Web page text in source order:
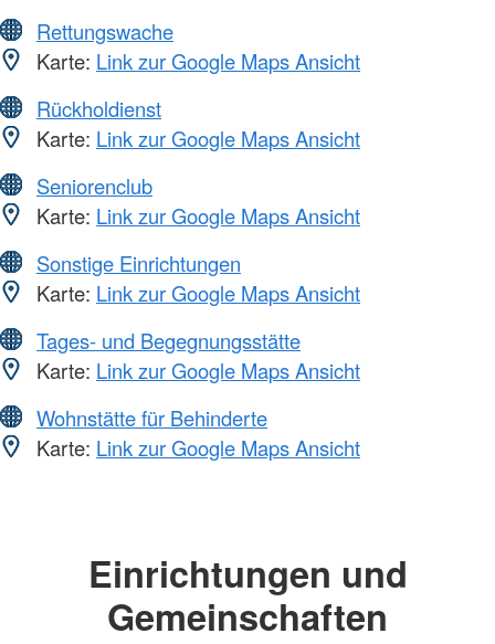
Rettungswache
Karte: Link zur Google Maps Ansicht
Rückholdienst
Karte: Link zur Google Maps Ansicht
Seniorenclub
Karte: Link zur Google Maps Ansicht
Sonstige Einrichtungen
Karte: Link zur Google Maps Ansicht
Tages- und Begegnungsstätte
Karte: Link zur Google Maps Ansicht
Wohnstätte für Behinderte
Karte: Link zur Google Maps Ansicht
Einrichtungen und
Gemeinschaften